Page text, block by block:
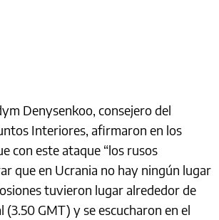
Denysenkoo, consejero del
Interiores, afirmaron en los
con este ataque “los rusos
que en Ucrania no hay ningún lugar
tuvieron lugar alrededor de
(3.50 GMT) y se escucharon en el